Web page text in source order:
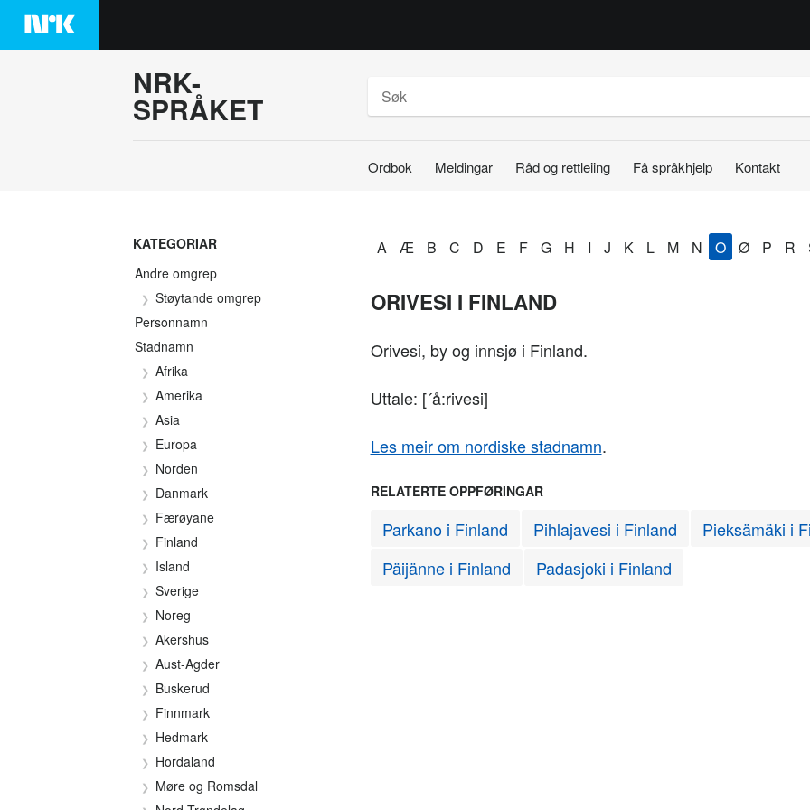
Hopp
innhaldet
NRK-
SPRÅKET
Ordbok Meldingar Råd og rettleiing Få språkhjelp Kontakt
KATEGORIAR
Andre omgrep
Støytande omgrep
Personnamn
Stadnamn
Afrika
Amerika
Asia
Europa
Norden
Danmark
Færøyane
Finland
Island
Sverige
Noreg
Akershus
Aust-Agder
Buskerud
Finnmark
Hedmark
Hordaland
Møre og Romsdal
A Æ B C D E F G H I J K L M N O Ø P R
ORIVESI I FINLAND
Orivesi, by og innsjø i Finland.
Uttale: [´å:rivesi]
Les meir om nordiske stadnamn.
RELATERTE OPPFØRINGAR
Parkano i Finland Pihlajavesi i Finland
Pieksämäki i
Päijänne i Finland
Padasjoki i Finland